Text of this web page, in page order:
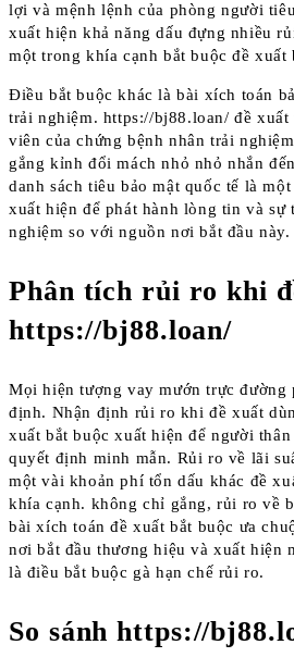
lợi và mệnh lệnh của phòng người
xuất hiện khả năng dấu đựng nhiều
một trong khía cạnh bắt buộc đề
Điều bắt buộc khác là bài xích toán
trải nghiệm. https://bj88.loan/ đề
viên của chứng bệnh nhân trải
gắng kỉnh đổi mách nhỏ nhỏ nhắn
danh sách tiêu bảo mật quốc tế là
xuất hiện để phát hành lòng tin và sự
nghiệm so với nguồn nơi bắt đầu này.
Phân tích rủi ro khi
https://bj88.loan/
Mọi hiện tượng vay mướn trực
định. Nhận định rủi ro khi đề xuất
xuất bắt buộc xuất hiện để người
quyết định minh mẫn. Rủi ro về lãi
một vài khoản phí tổn dấu khác đề
khía cạnh. không chỉ gắng, rủi ro về
bài xích toán đề xuất bắt buộc ưa
nơi bắt đầu thương hiệu và xuất hiện
là điều bắt buộc gà hạn chế rủi ro.
So sánh https://